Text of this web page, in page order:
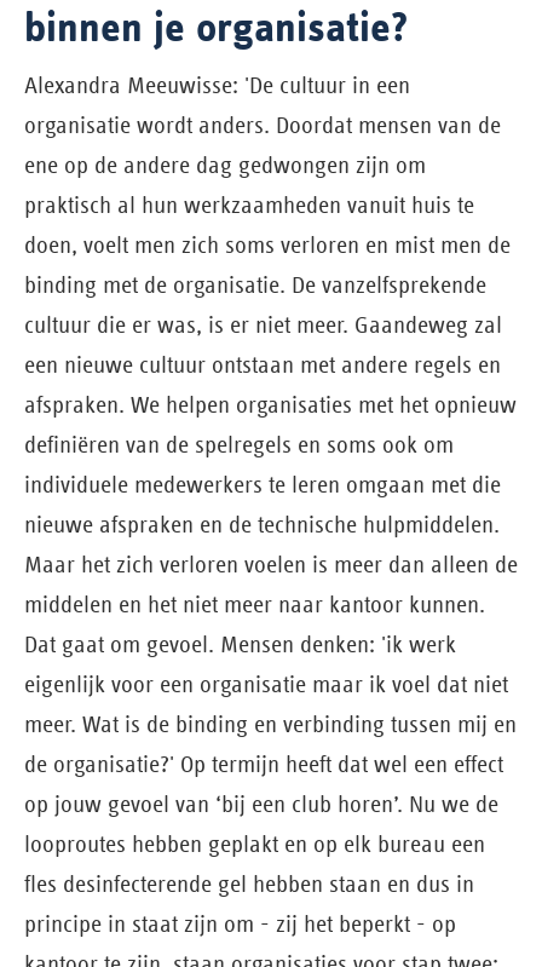
binnen je organisatie?
Alexandra Meeuwisse: 'De cultuur in een
organisatie wordt anders. Doordat mensen van de
ene op de andere dag gedwongen zijn om
praktisch al hun werkzaamheden vanuit huis te
doen, voelt men zich soms verloren en mist men de
binding met de organisatie. De vanzelfsprekende
cultuur die er was, is er niet meer. Gaandeweg zal
een nieuwe cultuur ontstaan met andere regels en
afspraken. We helpen organisaties met het opnieuw
definiëren van de spelregels en soms ook om
individuele medewerkers te leren omgaan met die
nieuwe afspraken en de technische hulpmiddelen.
Maar het zich verloren voelen is meer dan alleen de
middelen en het niet meer naar kantoor kunnen.
Dat gaat om gevoel. Mensen denken: 'ik werk
eigenlijk voor een organisatie maar ik voel dat niet
meer. Wat is de binding en verbinding tussen mij en
de organisatie?' Op termijn heeft dat wel een effect
op jouw gevoel van ‘bij een club horen’. Nu we de
looproutes hebben geplakt en op elk bureau een
fles desinfecterende gel hebben staan en dus in
principe in staat zijn om - zij het beperkt - op